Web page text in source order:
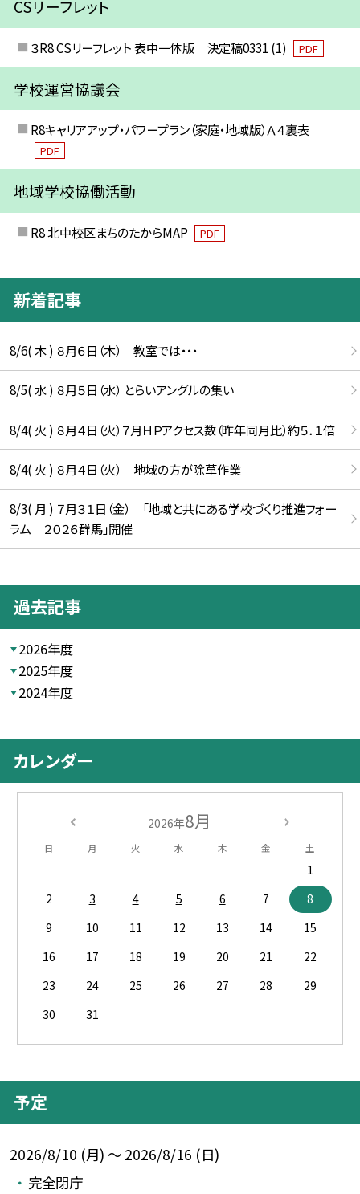
CSリーフレット
３R8 CSリーフレット 表中一体版 決定稿0331 (1) PDF
学校運営協議会
R8キャリアアップ・パワープラン（家庭・地域版）Ａ４裏表
PDF
地域学校協働活動
R8 北中校区まちのたからMAP PDF
新着記事
8/6( 木 ) ８月６日（木） 教室では・・・
8/5( 水 ) ８月５日（水） とらいアングルの集い
8/4( 火 ) ８月４日（火）７月ＨＰアクセス数（昨年同月比）約５．１倍
8/4( 火 ) ８月４日（火） 地域の方が除草作業
8/3( 月 ) ７月３１日（金） 「地域と共にある学校づくり推進フォー
ラム ２０２６群馬」開催
過去記事
2026年度
2025年度
2024年度
カレンダー
2026年8月
日 月 火 水 木 金 土
1
2
3 4 5 6 7
8
9
10 11 12 13 14
15
16
17 18 19 20 21
22
23
24 25 26 27 28
29
30
31
予定
2026/8/10 (月) ～ 2026/8/16 (日)
完全閉庁